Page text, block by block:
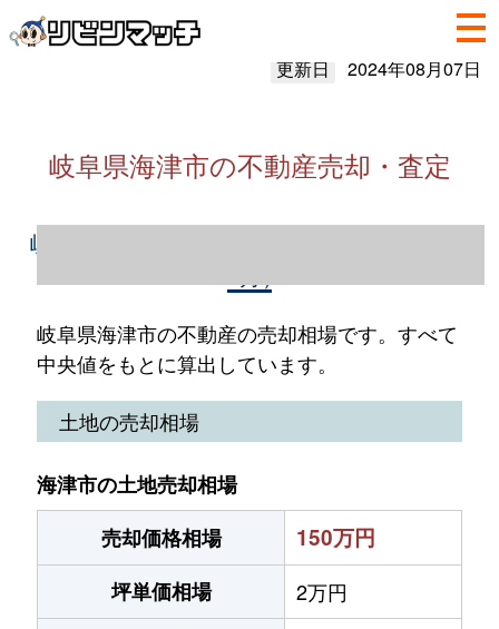
更新日 2024年08月07日
岐阜県海津市の不動産売却・査定
岐阜県海津市の不動産売却情報（2023年1～
岐阜県海津市の不動産の売却相場です。すべて
中央値をもとに算出しています。
土地の売却相場
海津市の土地売却相場
売却価格相場
150万円
坪単価相場
2万円